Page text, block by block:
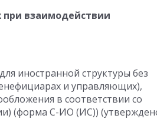
взаимодействии
иностранной структуры без
и управляющих),
в соответствии со
(форма С-ИО (ИС))